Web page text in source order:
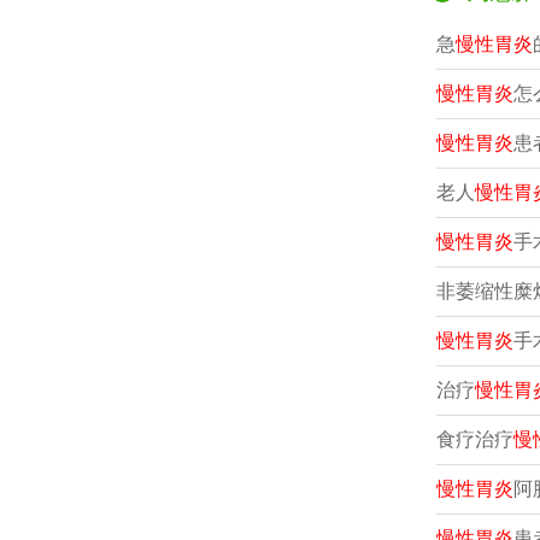
急慢性胃炎
慢性胃炎怎
慢性胃炎患
老人慢性胃
慢性胃炎手
非萎缩性糜
慢性胃炎手
治疗慢性胃
食疗治疗慢
慢性胃炎阿